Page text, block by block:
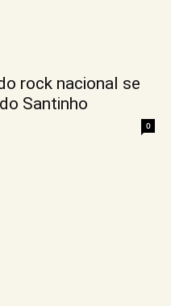
rock nacional se
Santinho
0